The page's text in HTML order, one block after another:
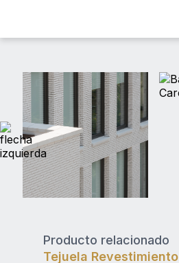
Producto relacionado
Tejuela Revestimiento